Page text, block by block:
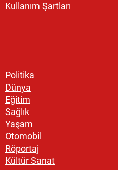
Kullanım Şartları
Politika
Dünya
Eğitim
Sağlık
Yaşam
Otomobil
Röportaj
Kültür Sanat